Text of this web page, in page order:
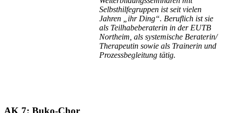
Selbsthilfegruppen ist seit vielen
Jahren „ihr Ding“. Beruflich ist sie
als Teilhabeberaterin in der EUTB
Northeim, als systemische Beraterin/
Therapeutin sowie als Trainerin und
Prozessbegleitung tätig.
AK 7: Buko-Chor